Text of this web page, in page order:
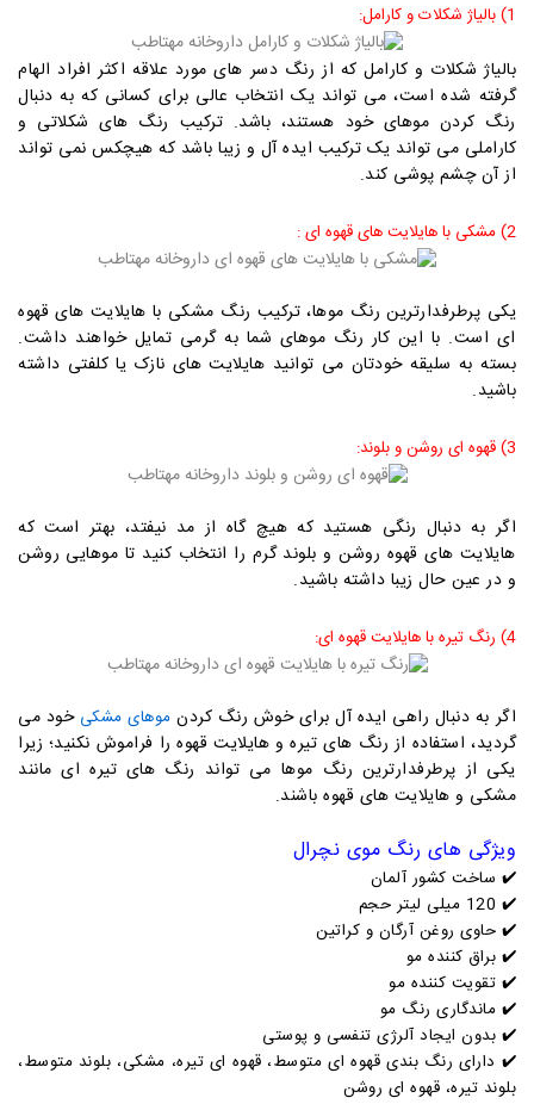
1) بالیاژ شکلات و کارامل :
بالیاژ شکلات و کارامل که از رنگ دسر های مورد علاقه اکثر افراد الهام
گرفته شده است، می تواند یک انتخاب عالی برای کسانی که به دنبال
رنگ کردن موهای خود هستند، باشد. ترکیب رنگ های شکلاتی و
کاراملی می تواند یک ترکیب ایده آل و زیبا باشد که هیچکس نمی تواند
از آن چشم پوشی کند.
2) مشکی با هایلایت های قهوه ای :
یکی پرطرفدارترین رنگ موها، ترکیب رنگ مشکی با هایلایت های قهوه
ای است. با این کار رنگ موهای شما به گرمی تمایل خواهند داشت.
بسته به سلیقه خودتان می توانید هایلایت های نازک یا کلفتی داشته
باشید.
3) قهوه ای روشن و بلوند :
اگر به دنبال رنگی هستید که هیچ گاه از مد نیفتد، بهتر است که
هایلایت های قهوه روشن و بلوند گرم را انتخاب کنید تا موهایی روشن
و در عین حال زیبا داشته باشید.
4) رنگ تیره با هایلایت قهوه ای:
اگر به دنبال راهی ایده آل برای خوش رنگ کردن موهای مشکی خود می
گردید، استفاده از رنگ های تیره و هایلایت قهوه را فراموش نکنید؛ زیرا
یکی از پرطرفدارترین رنگ موها می تواند رنگ های تیره ای مانند
مشکی و هایلایت های قهوه باشند.
ویژگی های رنگ موی نچرال
✔️ ساخت کشور آلمان
✔️ 120 میلی لیتر حجم
✔️ حاوی روغن آرگان و کراتین
✔️ براق کننده مو
✔️ تقویت کننده مو
✔️ ماندگاری رنگ مو
✔️ بدون ایجاد آلرژی تنفسی و پوستی
✔️ دارای رنگ بندی قهوه ای متوسط، قهوه ای تیره، مشکی، بلوند متوسط،
بلوند تیره، قهوه ای روشن